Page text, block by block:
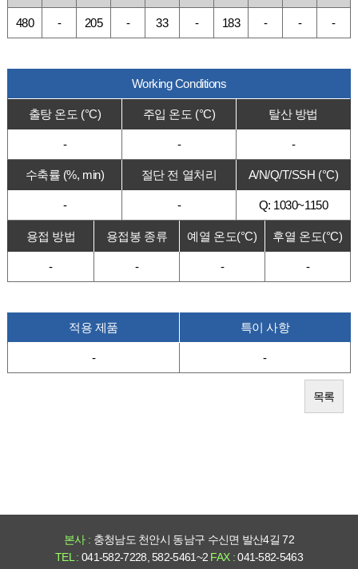
480 - 205 - 33 - 183 - - -
Working Conditions
출탕 온도 (°C) 주입 온도 (°C) 탈산 방법
- - -
수축률 (%, min) 절단 전 열처리 A/N/Q/T/SSH (°C)
- - Q: 1030~1150
용접 방법 용접봉 종류 예열 온도(°C) 후열 온도(°C)
- - - -
적용 제품 특이 사항
- -
목록
본사 : 충청남도 천안시 동남구 수신면 발산4길 72
TEL : 041-582-7228, 582-5461~2 FAX :041-582-5463